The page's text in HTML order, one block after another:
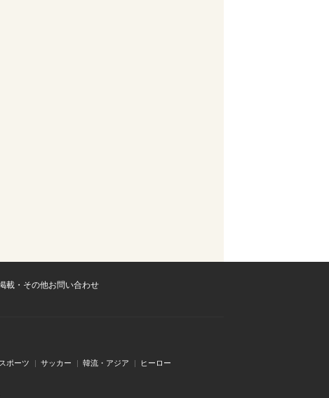
載・その他お問い合わせ
スポーツ サッカー 韓流・アジア ヒーロー